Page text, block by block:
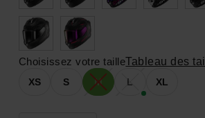
Choisissez votre tailleTableau des
XS S M L XL